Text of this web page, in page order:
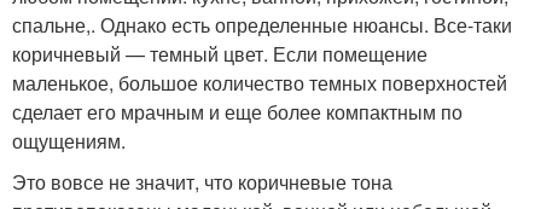
спальне,. Однако есть определенные нюансы. Все-таки
коричневый — темный цвет. Если помещение
маленькое, большое количество темных поверхностей
сделает его мрачным и еще более компактным по
ощущениям.
Это вовсе не значит, что коричневые тона